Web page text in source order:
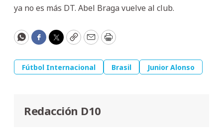
ya no es más DT. Abel Braga vuelve al club.
WhatsApp
Facebook
Twitter
CopyEmailPrint
Fútbol Internacional Brasil Junior Alonso
Redacción D10